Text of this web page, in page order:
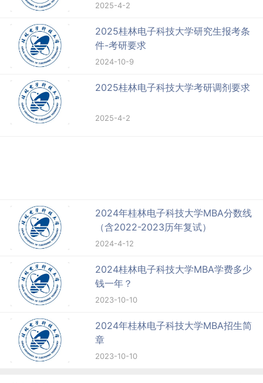
2025-4-2
2025桂林电子科技大学研究生报考条
件-考研要求
2024-10-9
2025桂林电子科技大学考研调剂要求
2025-4-2
2024年桂林电子科技大学MBA分数线
（含2022-2023历年复试）
2024-4-12
2024桂林电子科技大学MBA学费多少
钱一年？
2023-10-10
2024年桂林电子科技大学MBA招生简
章
2023-10-10